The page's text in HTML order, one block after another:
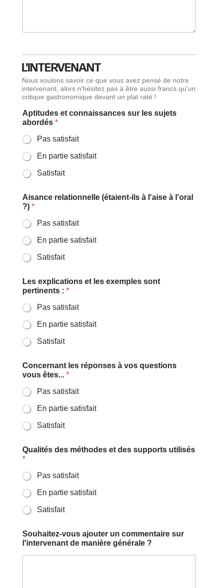
L'INTERVENANT
Nous voulons savoir ce que vous avez pensé de notre
intervenant, alors n'hésitez pas à être aussi francs qu'un
critique gastronomique devant un plat raté !
Aptitudes et connaissances sur les sujets
abordés *
Pas satisfait
En partie satisfait
Satisfait
Aisance relationnelle (étaient-ils à l'aise à l'oral
?) *
Pas satisfait
En partie satisfait
Satisfait
Les explications et les exemples sont
pertinents : *
Pas satisfait
En partie satisfait
Satisfait
Concernant les réponses à vos questions
vous êtes... *
Pas satisfait
En partie satisfait
Satisfait
Qualités des méthodes et des supports utilisés
*
Pas satisfait
En partie satisfait
Satisfait
Souhaitez-vous ajouter un commentaire sur
l'intervenant de manière générale ?